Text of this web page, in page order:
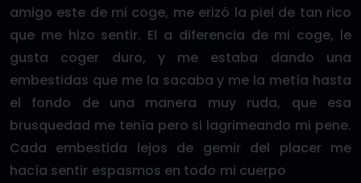
amigo este de mi coge, me erizó la piel de tan rico
que me hizo sentir. El a diferencia de mi coge, le
gusta coger duro, y me estaba dando una
embestidas que me la sacaba y me la metía hasta
el fondo de una manera muy ruda, que esa
brusquedad me tenía pero si lagrimeando mi pene.
Cada embestida lejos de gemir del placer me
hacía sentir espasmos en todo mi cuerpo